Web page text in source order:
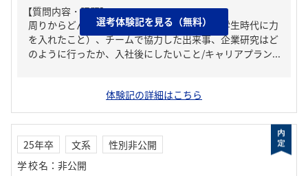
【質問内容・課題】
周りからどんな人といわれる？、ガクチカ（学生時代に力
を入れたこと）、チームで協力した出来事、企業研究はど
のように行ったか、入社後にしたいこと/キャリアプラン...
選考体験記を見る（無料）
体験記の詳細はこちら
25年卒 文系
性別非公開
学校名 ： 非公開